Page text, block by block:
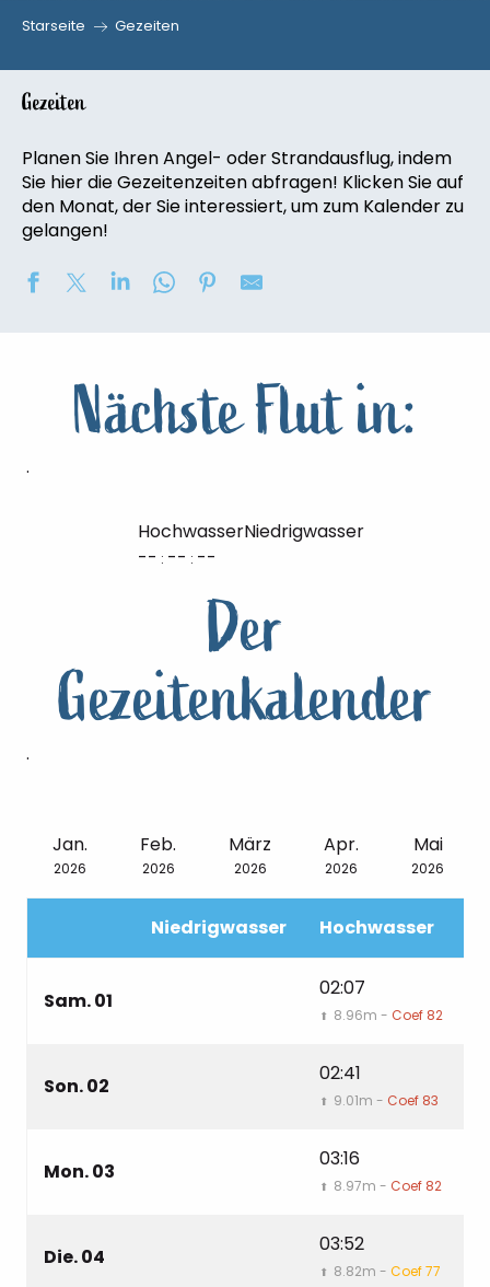
Starseite Gezeiten
Gezeiten
Planen Sie Ihren Angel- oder Strandausflug, indem
Sie hier die Gezeitenzeiten abfragen! Klicken Sie auf
den Monat, der Sie interessiert, um zum Kalender zu
gelangen!
Nächste Flut in:
.
HochwasserNiedrigwasser
-- : -- : --
Der
Gezeitenkalender
.
Jan.
2026
Feb.
2026
März
2026
Apr.
2026
Mai
2026
Niedrigwasser Hochwasser
Sam. 01
02:07
⬆ 8.96m - Coef 82
Son. 02
02:41
⬆ 9.01m - Coef 83
Mon. 03
03:16
⬆ 8.97m - Coef 82
Die. 04
03:52
⬆ 8.82m - Coef 77